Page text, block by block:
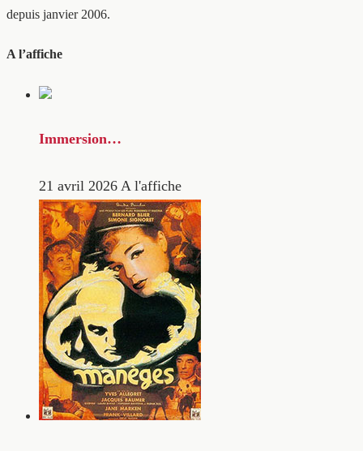
depuis janvier 2006.
A l’affiche
Immersion…
21 avril 2026 A l'affiche